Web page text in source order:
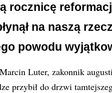
rocznicę
na naszą
powodu
Luter, zakonnik
przybił do drzwi